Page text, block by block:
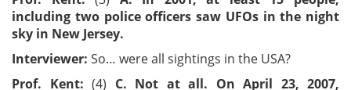
including two police officers saw UFOs in the night
sky in New Jersey.
Interviewer: So… were all sightings in the USA?
Prof. Kent: (4) C. Not at all. On April 23, 2007,